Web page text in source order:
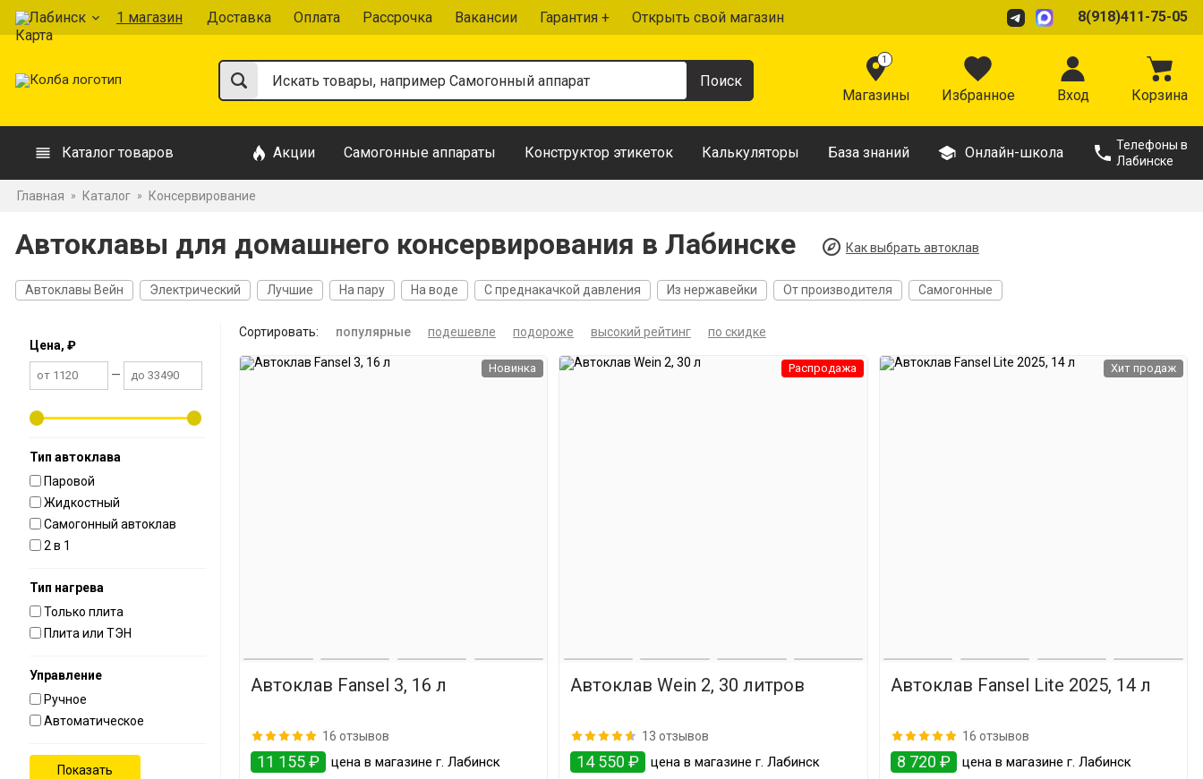
Лабинск 1 магазин Доставка Оплата Рассрочка Вакансии Гарантия + Открыть свой магазин 8(918)411-75-05
1
Магазины Избранное Вход Корзина
Каталог товаров Акции Самогонные аппараты Конструктор этикеток Калькуляторы База знаний Онлайн-школа
Телефоны в
Лабинске
Главная » Каталог » Консервирование
Автоклавы для домашнего консервирования в Лабинске Как выбрать автоклав
Автоклавы Вейн Электрический Лучшие На пару На воде С преднакачкой давления Из нержавейки От производителя Самогонные
Цена, ₽
—
Тип автоклава
Паровой
Жидкостный
Самогонный автоклав
2 в 1
Тип нагрева
Только плита
Плита или ТЭН
Управление
Ручное
Автоматическое
Сортировать: популярные подешевле подороже высокий рейтинг по скидке
Новинка
Автоклав Fansel 3, 16 л
16 отзывов
11 155 ₽ цена в магазине г. Лабинск
Распродажа
Автоклав Wein 2, 30 литров
13 отзывов
14 550 ₽ цена в магазине г. Лабинск
Хит продаж
Автоклав Fansel Lite 2025, 14 л
16 отзывов
8 720 ₽ цена в магазине г. Лабинск